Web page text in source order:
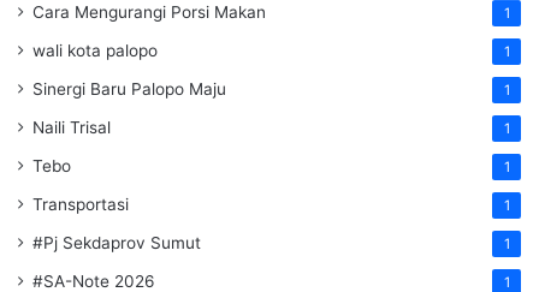
Cara Mengurangi Porsi Makan 1
wali kota palopo 1
Sinergi Baru Palopo Maju 1
Naili Trisal 1
Tebo 1
Transportasi 1
#Pj Sekdaprov Sumut 1
#SA-Note 2026 1